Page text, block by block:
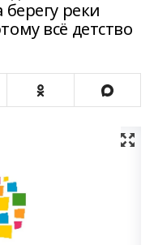
реки
всё детство